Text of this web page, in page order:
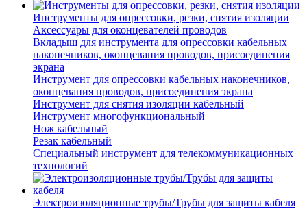
Инструменты для опрессовки, резки, снятия изоляции
Аксессуары для оконцевателей проводов
Вкладыш для инструмента для опрессовки кабельных
наконечников, оконцевания проводов, присоединения
экрана
Инструмент для опрессовки кабельных наконечников,
оконцевания проводов, присоединения экрана
Инструмент для снятия изоляции кабельный
Инструмент многофункциональный
Нож кабельный
Резак кабельный
Специальный инструмент для телекоммуникационных
технологий
Электроизоляционные трубы/Трубы для защиты кабеля